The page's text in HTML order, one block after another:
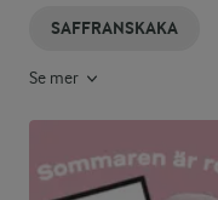
SAFFRANSKAKA
Se mer